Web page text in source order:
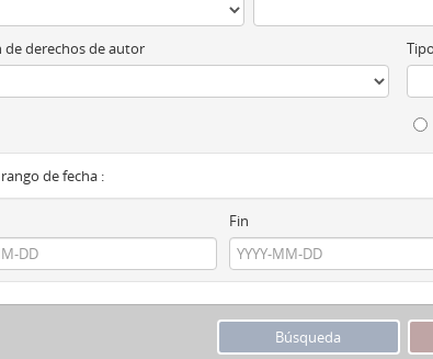
de derechos de autor
de fecha :
Fin